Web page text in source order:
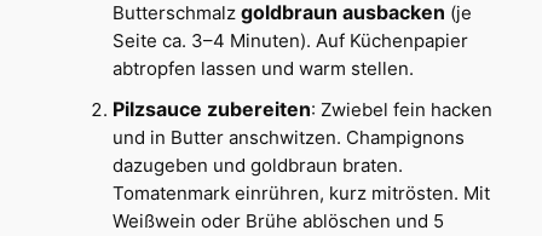
Butterschmalz goldbraun ausbacken (je
Seite ca. 3–4 Minuten). Auf Küchenpapier
abtropfen lassen und warm stellen.
Pilzsauce zubereiten: Zwiebel fein hacken
und in Butter anschwitzen. Champignons
dazugeben und goldbraun braten.
Tomatenmark einrühren, kurz mitrösten. Mit
Weißwein oder Brühe ablöschen und 5